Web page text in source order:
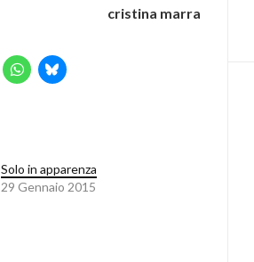
cristina marra
Solo in apparenza
29 Gennaio 2015